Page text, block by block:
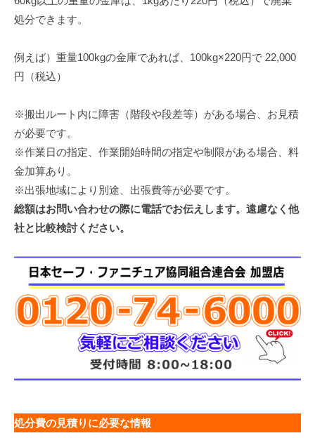
処分できます。
例えば）重量100kgの金庫であれば、100kg×220円で 22,000
円（税込）
※搬出ルート内に障害（階段や段差等）がある場合、お見積
が必要です。
※作業日の指定、作業開始時間の指定や制限がある場合、料
金加算あり。
※出張地域により別途、出張費等が必要です。
総額はお問い合わせの際に電話でお伝えします。遠慮なく他
社と比較検討ください。
処分費の見積りに必要な情報